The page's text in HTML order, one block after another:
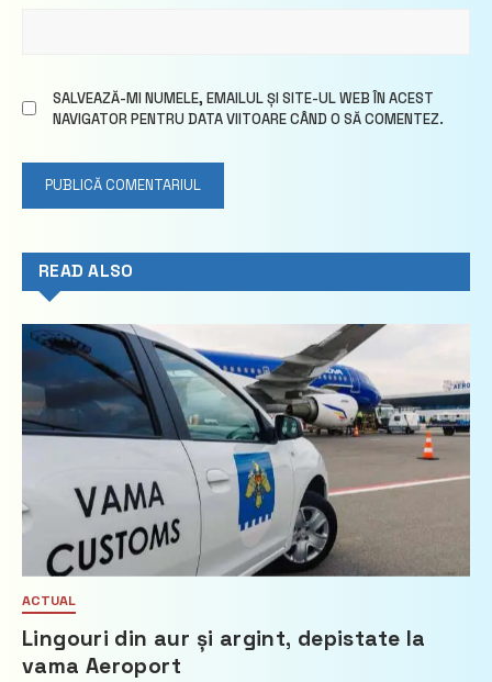
SALVEAZĂ-MI NUMELE, EMAILUL ȘI SITE-UL WEB ÎN ACEST
NAVIGATOR PENTRU DATA VIITOARE CÂND O SĂ COMENTEZ.
READ ALSO
ACTUAL
Lingouri din aur și argint, depistate la
vama Aeroport